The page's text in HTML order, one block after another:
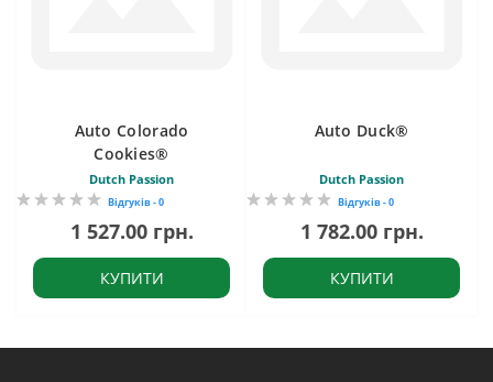
Auto Colorado
Cookies®
Dutch Passion
Відгуків - 0
1 527.00 грн.
КУПИТИ
Auto Duck®
Dutch Passion
Відгуків - 0
1 782.00 грн.
КУПИТИ